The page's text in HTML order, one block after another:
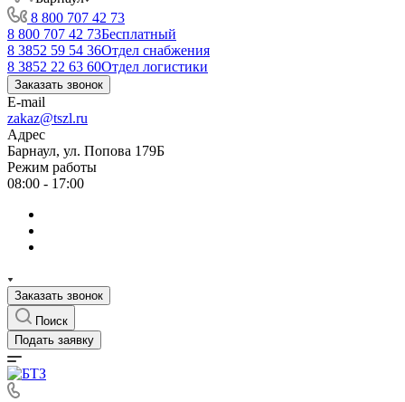
8 800 707 42 73
8 800 707 42 73Бесплатный
8 3852 59 54 36Отдел снабжения
8 3852 22 63 60Отдел логистики
Заказать звонок
E-mail
zakaz@tszl.ru
Адрес
Барнаул, ул. Попова 179Б
Режим работы
08:00 - 17:00
Заказать звонок
Поиск
Подать заявку